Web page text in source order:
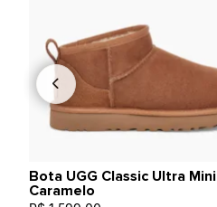
Bota UGG Classic Ultra Mini
Caramelo